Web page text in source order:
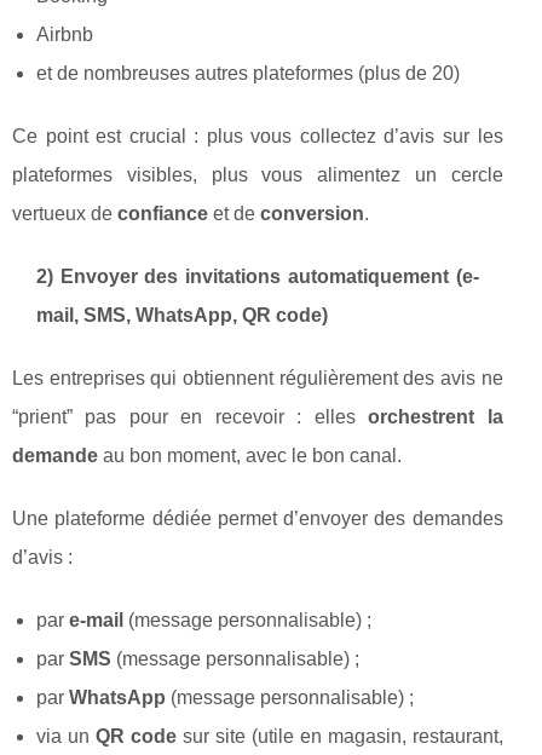
Airbnb
et de nombreuses autres plateformes (plus de 20)
Ce point est crucial : plus vous collectez d’avis sur les
plateformes visibles, plus vous alimentez un cercle
vertueux de confiance et de conversion.
2) Envoyer des invitations automatiquement (e-
mail, SMS, WhatsApp, QR code)
Les entreprises qui obtiennent régulièrement des avis ne
“prient” pas pour en recevoir : ellesorchestrent la
demande au bon moment, avec le bon canal.
Une plateforme dédiée permet d’envoyer des demandes
d’avis :
par e-mail (message personnalisable) ;
par SMS (message personnalisable) ;
par WhatsApp (message personnalisable) ;
via un QR codesur site (utile en magasin, restaurant,